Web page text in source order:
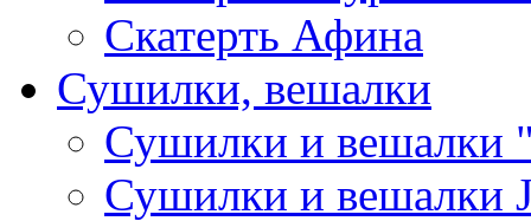
Скатерть Афина
Сушилки, вешалки
Сушилки и вешалки
Сушилки и вешалки